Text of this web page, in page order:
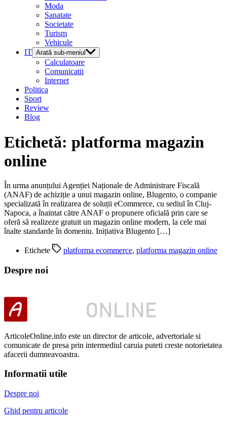
Moda
Sanatate
Societate
Turism
Vehicule
IT Arată sub-meniul
Calculatoare
Comunicatii
Internet
Politica
Sport
Review
Blog
Etichetă: platforma magazin
online
În urma anunțului Agenției Naționale de Administrare Fiscală
(ANAF) de achiziție a unui magazin online, Blugento, o companie
specializată în realizarea de soluții eCommerce, cu sediul în Cluj-
Napoca, a înaintat către ANAF o propunere oficială prin care se
oferă să realizeze gratuit un magazin online modern, la cele mai
înalte standarde în domeniu. Inițiativa Blugento […]
Etichete platforma ecommerce, platforma magazin online
Despre noi
ArticoleOnline.info este un director de articole, advertoriale si
comunicate de presa prin intermediul caruia puteti creste notorietatea
afacerii dumneavoastra.
Informatii utile
Despre noi
Ghid pentru articole